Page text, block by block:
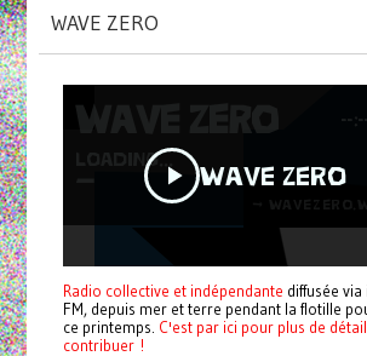
WAVE ZERO
Radio collective et indépendante diffusée
FM, depuis mer et terre pendant la flotille
ce printemps. C'est par ici pour plus de
contribuer !